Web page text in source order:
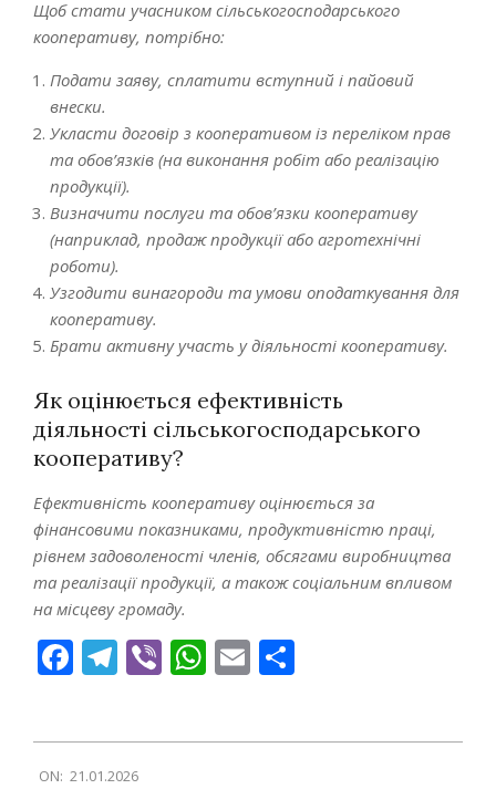
Щоб стати учасником сільськогосподарського
кооперативу, потрібно:
Подати заяву, сплатити вступний і пайовий
внески.
Укласти договір з кооперативом із переліком прав
та обов’язків (на виконання робіт або реалізацію
продукції).
Визначити послуги та обов’язки кооперативу
(наприклад, продаж продукції або агротехнічні
роботи).
Узгодити винагороди та умови оподаткування для
кооперативу.
Брати активну участь у діяльності кооперативу.
Як оцінюється ефективність
діяльності сільськогосподарського
кооперативу?
Ефективність кооперативу оцінюється за
фінансовими показниками, продуктивністю праці,
рівнем задоволеності членів, обсягами виробництва
та реалізації продукції, а також соціальним впливом
на місцеву громаду.
Facebook
Telegram
ViberWhatsApp
Email
01-
ON: 21.01.2026